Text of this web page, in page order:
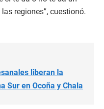
regiones”, cuestionó.
liberan la
Sur en Ocoña y Chala